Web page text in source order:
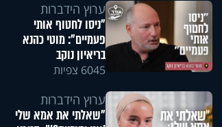
ערוץ הידברות
"ניסו לחטוף אותי
פעמיים": מוטי כהנא
בריאיון נוקב
6045 צפיות
ערוץ הידברות
"שאלתי את אמא שלי